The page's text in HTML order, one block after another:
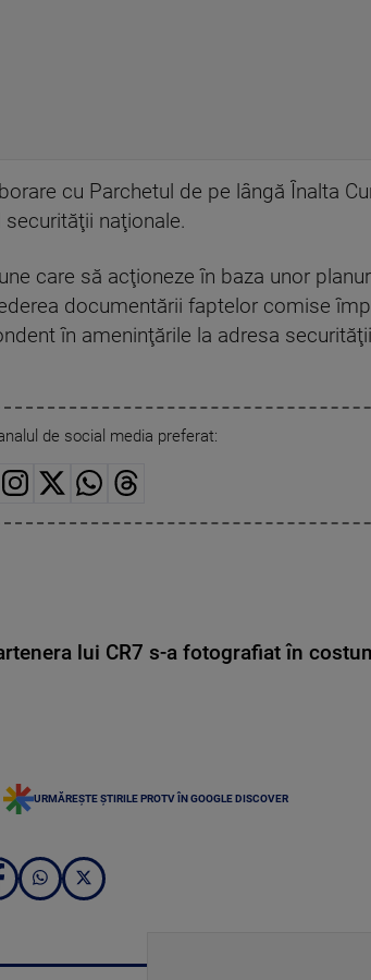
cu Parchetul de pe lângă Înalta
naţionale.
care să acţioneze în baza unor
documentării faptelor comise
în ameninţările la adresa
de social media preferat:
lui CR7 s-a fotografiat în
URMĂREȘTE ȘTIRILE PROTV ÎN GOOGLE DISCOVER